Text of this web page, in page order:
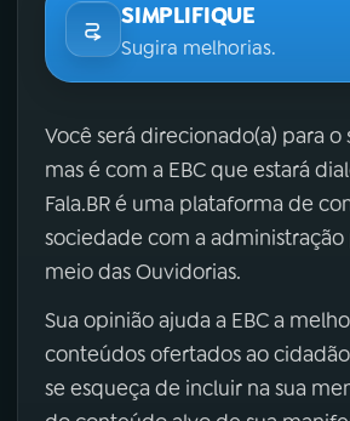
SIMPLIFIQUE
Sugira melhorias.
Você será direcionado(a) para o
mas é com a EBC que estará
Fala.BR é uma plataforma de
sociedade com a
meio das Ouvidorias.
Sua opinião ajuda a EBC a
conteúdos ofertados ao
se esqueça de incluir na sua